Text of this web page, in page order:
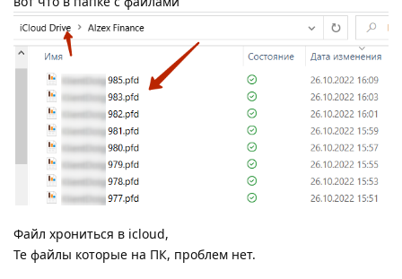
Файл хрониться в icloud,
Те файлы которые на ПК, проблем нет.